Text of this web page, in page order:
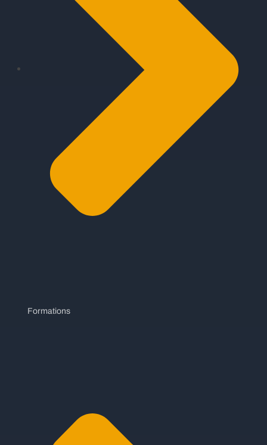
Formations